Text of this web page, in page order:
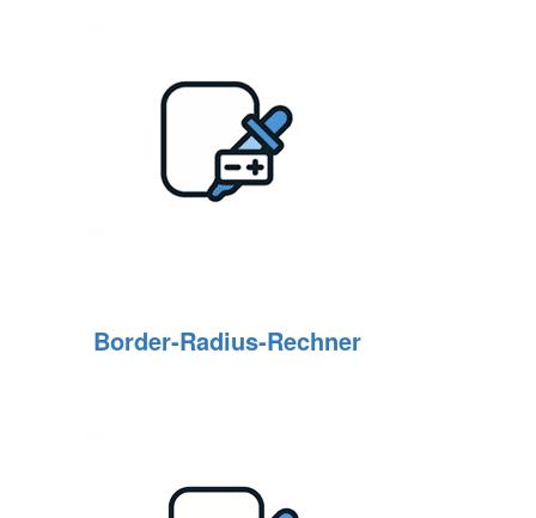
Border‑Radius‑Rechner